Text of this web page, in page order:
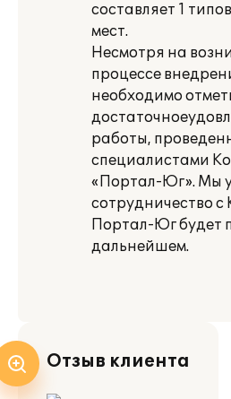
составляет 1
мест.
Несмотря на
процессе
необходимо
работы,
специалистами
«Портал-Юг». Мы
сотрудничество
Портал-Юг будет
дальнейшем.
Отзыв клиента